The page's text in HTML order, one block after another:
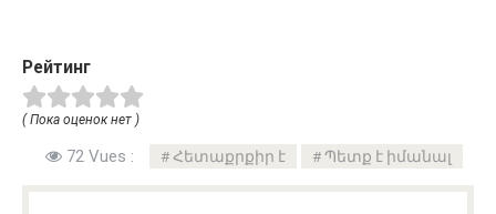
Рейтинг
( Пока оценок нет )
72 Vues : Հետաքրքիր է Պետք է իմանալ